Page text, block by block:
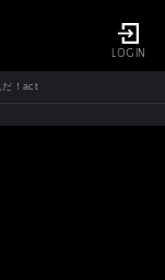
LOGIN
だ！act